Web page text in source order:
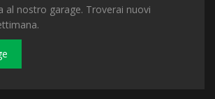
al nostro garage. Troverai nuovi